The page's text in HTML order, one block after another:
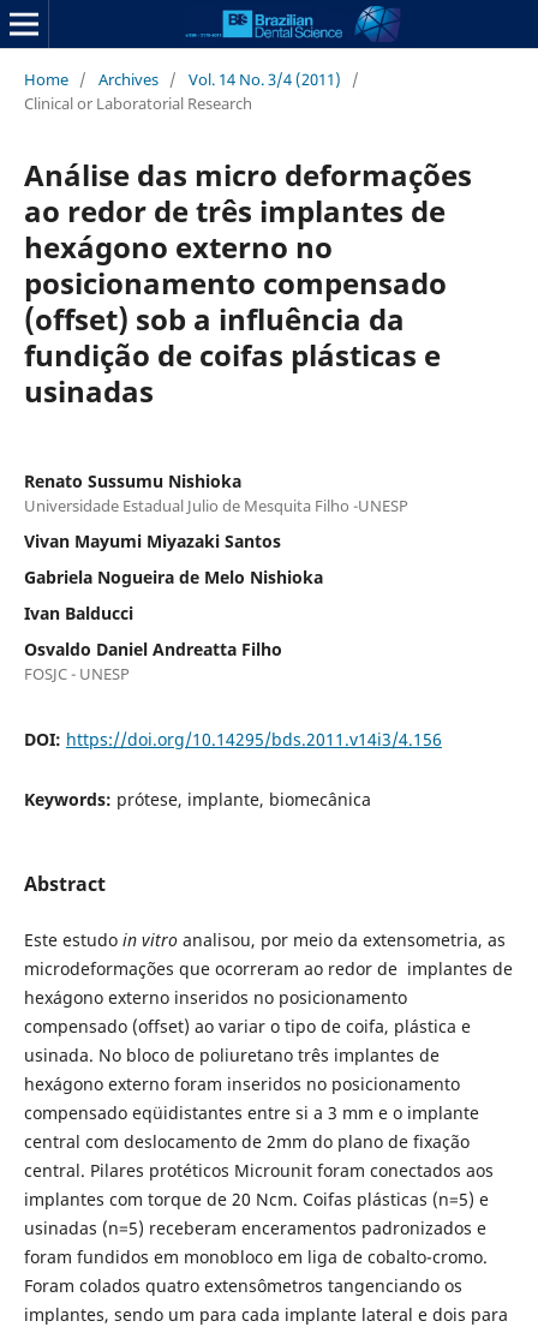
Home / Archives / Vol. 14 No. 3/4 (2011)
/
Clinical or Laboratorial Research
Análise das micro deformações
ao redor de três implantes de
hexágono externo no
posicionamento compensado
(offset) sob a influência da
fundição de coifas plásticas e
usinadas
Renato Sussumu Nishioka
Universidade Estadual Julio de Mesquita Filho -UNESP
Vivan Mayumi Miyazaki Santos
Gabriela Nogueira de Melo Nishioka
Ivan Balducci
Osvaldo Daniel Andreatta Filho
FOSJC - UNESP
DOI: https://doi.org/10.14295/bds.2011.v14i3/4.156
Keywords: prótese, implante, biomecânica
Abstract
Este estudo in vitroanalisou, por meio da extensometria, as
microdeformações que ocorreram ao redor de implantes de
hexágono externo inseridos no posicionamento
compensado (offset) ao variar o tipo de coifa, plástica e
usinada. No bloco de poliuretano três implantes de
hexágono externo foram inseridos no posicionamento
compensado eqüidistantes entre si a 3 mm e o implante
central com deslocamento de 2mm do plano de fixação
central. Pilares protéticos Microunit foram conectados aos
implantes com torque de 20 Ncm. Coifas plásticas (n=5) e
usinadas (n=5) receberam enceramentos padronizados e
foram fundidos em monobloco em liga de cobalto-cromo.
Foram colados quatro extensômetros tangenciando os
implantes, sendo um para cada implante lateral e dois para